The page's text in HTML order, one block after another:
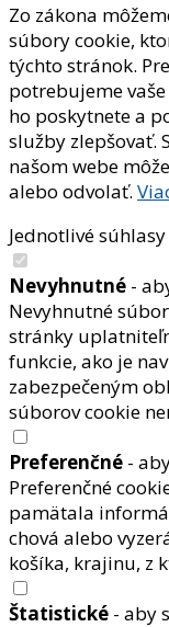
Zo zákona
súbory cookie,
týchto stránok.
potrebujeme
ho poskytnete a
služby zlepšovať.
našom webe
alebo odvolať.
Jednotlivé súhlasy
Nevyhnutné -
Nevyhnutné
stránky
funkcie, ako je
zabezpečeným
súborov cookie
Preferenčné -
Preferenčné
pamätala
chová alebo
košíka, krajinu, z
Štatistické - aby